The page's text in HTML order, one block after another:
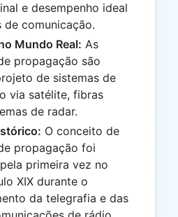
e desempenho ideal
de comunicação.
Mundo Real: As
propagação são
de sistemas de
via satélite, fibras
de radar.
O conceito de
propagação foi
primeira vez no
XIX durante o
da telegrafia e das